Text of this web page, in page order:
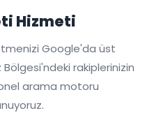
Hizmeti
Google'da üst
Bölgesi'ndeki rakiplerinizin
arama motoru